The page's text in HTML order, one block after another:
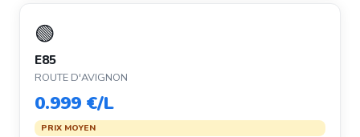
🟢
E85
ROUTE D'AVIGNON
0.999 €/L
PRIX MOYEN